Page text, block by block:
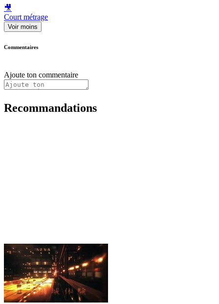
🎥
Court métrage
Voir moins
Commentaires
Ajoute ton commentaire
Recommandations